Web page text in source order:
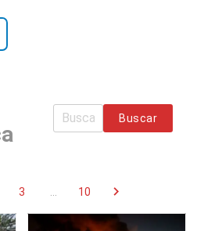
Buscar
3 10 chevron_right